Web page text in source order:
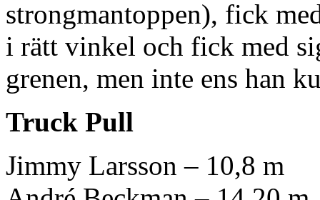
strongmantoppen), fick
i rätt vinkel och fick med
grenen, men inte ens han
Truck Pull
Jimmy Larsson – 10,8 m